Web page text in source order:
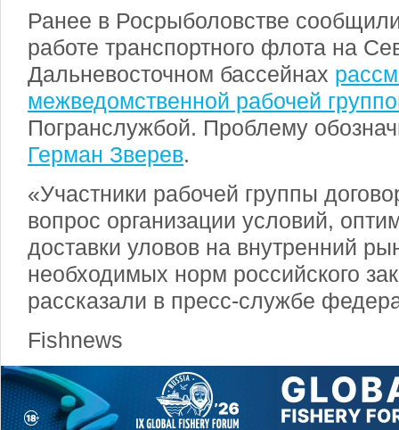
Ранее в Росрыболовстве
работе транспортного флота на
Дальневосточном бассейнах
межведомственной рабочей
Погранслужбой. Проблему
Герман Зверев.
«Участники рабочей группы
вопрос организации условий,
доставки уловов на внутренний
необходимых норм российского
рассказали в пресс-службе
Fishnews